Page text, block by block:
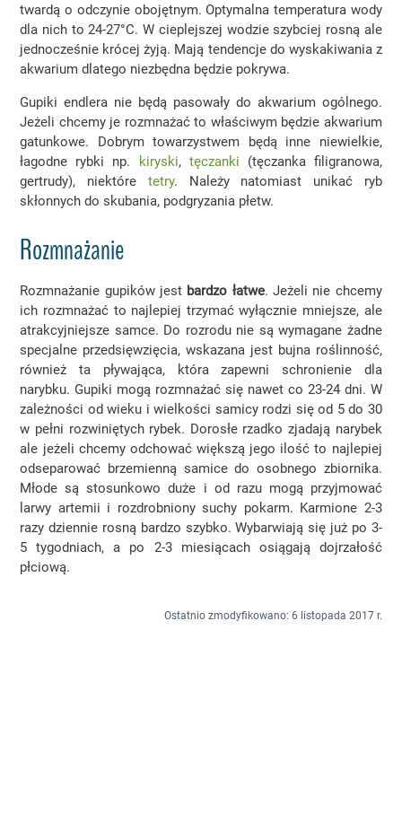
twardą o odczynie obojętnym. Optymalna temperatura wody
dla nich to 24-27°C. W cieplejszej wodzie szybciej rosną ale
jednocześnie krócej żyją. Mają tendencje do wyskakiwania z
akwarium dlatego niezbędna będzie pokrywa.
Gupiki endlera nie będą pasowały do akwarium ogólnego.
Jeżeli chcemy je rozmnażać to właściwym będzie akwarium
gatunkowe. Dobrym towarzystwem będą inne niewielkie,
łagodne rybki np.
kiryski, tęczanki (tęczanka filigranowa,
gertrudy), niektóre tetry. Należy natomiast unikać ryb
skłonnych do skubania, podgryzania płetw.
Rozmnażanie
Rozmnażanie gupików jest bardzo łatwe. Jeżeli nie chcemy
ich rozmnażać to najlepiej trzymać wyłącznie mniejsze, ale
atrakcyjniejsze samce. Do rozrodu nie są wymagane żadne
specjalne przedsięwzięcia, wskazana jest bujna roślinność,
również ta pływająca, która zapewni schronienie dla
narybku. Gupiki mogą rozmnażać się nawet co 23-24 dni. W
zależności od wieku i wielkości samicy rodzi się od 5 do 30
w pełni rozwiniętych rybek. Dorosłe rzadko zjadają narybek
ale jeżeli chcemy odchować większą jego ilość to najlepiej
odseparować brzemienną samice do osobnego zbiornika.
Młode są stosunkowo duże i od razu mogą przyjmować
larwy artemii i rozdrobniony suchy pokarm. Karmione 2-3
razy dziennie rosną bardzo szybko. Wybarwiają się już po 3-
5 tygodniach, a po 2-3 miesiącach osiągają dojrzałość
płciową.
Ostatnio zmodyfikowano: 6 listopada 2017 r.